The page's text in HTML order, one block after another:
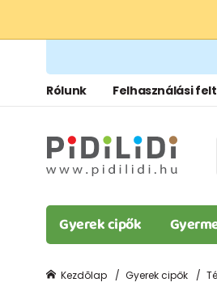
Rólunk Felhasználási
Gyerek cipők
Kezdõlap Gyerek cipők